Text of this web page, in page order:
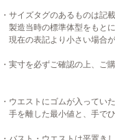
・サイズタグのあるものは記
製造当時の標準体型をもとに
現在の表記より小さい場合
・実寸を必ずご確認の上、ご
・ウエストにゴムが入ってい
手を離した最小値と、手で